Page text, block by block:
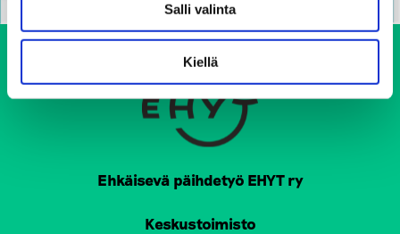
Salli valinta
Kiellä
Ehkäisevä päihdetyö EHYT ry
Keskustoimisto